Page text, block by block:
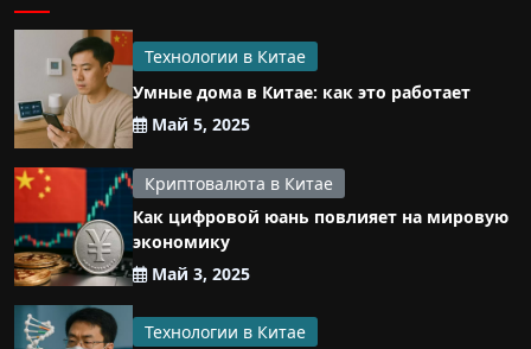
Технологии в Китае
Умные дома в Китае: как это работает
Май 5, 2025
Криптовалюта в Китае
Как цифровой юань повлияет на мировую
экономику
Май 3, 2025
Технологии в Китае